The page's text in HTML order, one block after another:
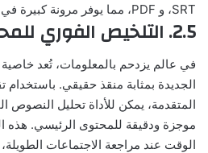
SRT، و PDF، مما يوفر مرونة كبيرة في التعامل مع البيانات.
2.5. التلخيص الفوري للمحتوى
في عالم يزدحم بالمعلومات، تُعد
الجديدة بمثابة منقذ حقيقي. باستخدام
المتقدمة، يمكن للأداة تحليل النصوص
موجزة ودقيقة للمحتوى الرئيسي. هذه
الوقت عند مراجعة الاجتماعات